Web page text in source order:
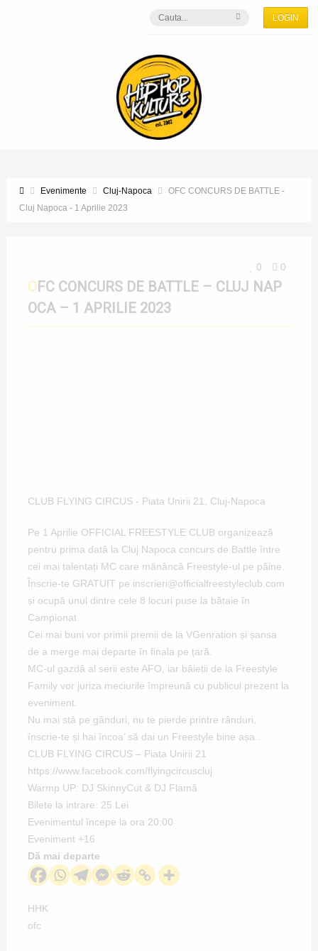
LOGIN
Evenimente Cluj-Napoca
OFC CONCURS DE BATTLE -
Cluj Napoca - 1 Aprilie 2023
0 0
OFC CONCURS DE BATTLE – CLUJ NAP
OCA – 1 APRILIE 2023
CLUB FLYING CIRCUS - Piata Unirii 21, Cluj-Napoca
Pe 1 Aprilie OFFICIAL FREESTYLE CLUB organizează
pentru prima dată la Cluj Napoca concurs de Battle între
cei mai talentați MC care mănâncă Freestyle-ul pe pâine.
Înscrie-te GRATUIT pe inscrieri@officialfreestyleclub.com
și ocupă unul dintre cele 8 locuri puse la bătaie în
Campionat.
Cei mai buni vor primii premii de la VGenration și șansa
de a merge mai departe în finala pe țară.
MC-ul gazdă al serii este AFO, iar băieții de la Freestyle
Family vor juriza meciurile împreună cu publicul prezent la
eveniment.
Nu mai stă pe gânduri, nu te pierde printre rânduri,
înscrie-te și hai încoa’ să dai un Freestyle bine așa..
CLUB FLYING CIRCUS – Piata Unirii 21
https://www.facebook.com/flyingcircuscluj
Warmp UP: DJ SkinnyCut & DJ Flamă
Bilete la intrare: 25 Lei
Evenimentul începe la ora 20:00
Eveniment +16
Dă mai departe
HHK
ofc